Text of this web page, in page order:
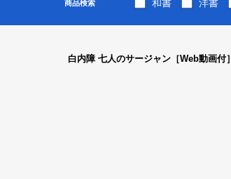
商品検索 和書 洋書
白内障 七人のサージャン［Web動画付］